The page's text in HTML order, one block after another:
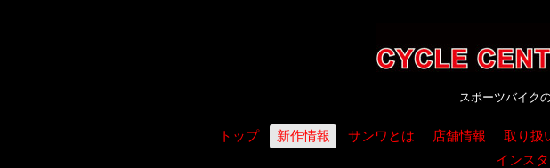
スポーツバイク
トップ 新作情報 サンワとは 店舗情報 取り扱
インス